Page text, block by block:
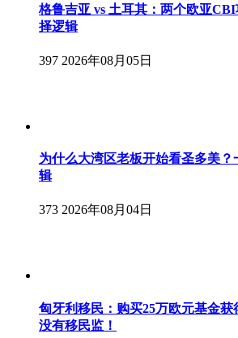
格鲁吉亚 vs 土耳其：两个欧亚
择逻辑
397 2026年08月05日
为什么大湾区老板开始看圣多美
辑
373 2026年08月04日
匈牙利移民：购买25万欧元基金获
没有移民监！